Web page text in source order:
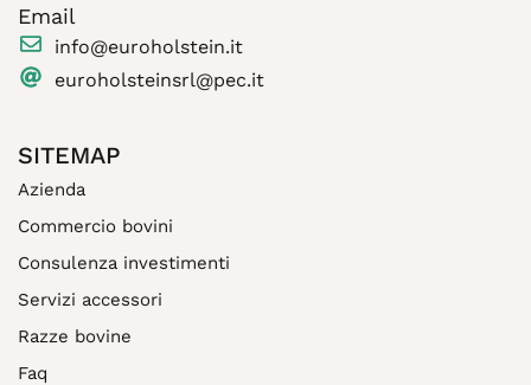
Email
info@euroholstein.it
euroholsteinsrl@pec.it
SITEMAP
Azienda
Commercio bovini
Consulenza investimenti
Servizi accessori
Razze bovine
Faq